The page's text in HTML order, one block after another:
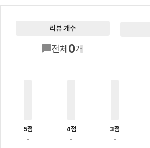
리뷰 개수
전체0개
5점
-
4점
-
3점
-